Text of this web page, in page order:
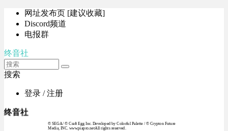
网址发布页 [建议收藏]
Discord频道
电报群
终音社
搜索
登录 / 注册
终音社
© SEGA / © Craft Egg Inc. Developed by Colorful Palette / © Crypton Future
Media, INC. www.piapro.netAll rights reserved.